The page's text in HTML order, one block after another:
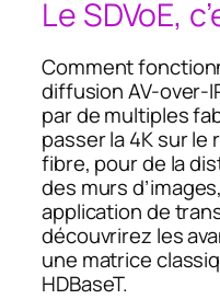
Le SDVoE,
Comment
diffusion AV-over-
par de multiples
passer la 4K sur le
fibre, pour de la
des murs
application de
découvrirez les
une matrice
HDBaseT.